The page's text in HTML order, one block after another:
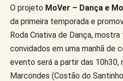
O projeto MoVer – Dança e
da primeira temporada e
Roda Criativa de Dança,
convidados em uma manhã de
evento será a partir das 10h30,
Marcondes (Costão do